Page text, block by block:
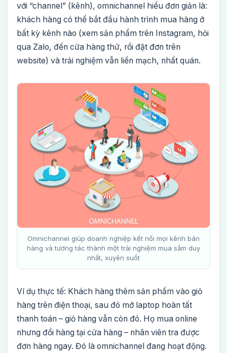
với “channel” (kênh), omnichannel hiểu đơn giản là:
khách hàng có thể bắt đầu hành trình mua hàng ở
bất kỳ kênh nào (xem sản phẩm trên Instagram, hỏi
qua Zalo, đến cửa hàng thử, rồi đặt đơn trên
website) và trải nghiệm vẫn liền mạch, nhất quán.
Omnichannel giúp doanh nghiệp kết nối mọi kênh bán
hàng và tương tác thành một trải nghiệm mua sắm duy
nhất, xuyên suốt
Ví dụ thực tế: Khách hàng thêm sản phẩm vào giỏ
hàng trên điện thoại, sau đó mở laptop hoàn tất
thanh toán – giỏ hàng vẫn còn đó. Họ mua online
nhưng đổi hàng tại cửa hàng – nhân viên tra được
đơn hàng ngay. Đó là omnichannel đang hoạt động.